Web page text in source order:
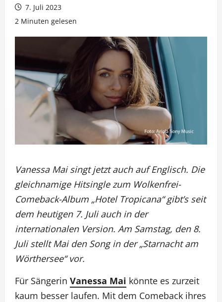
7. Juli 2023
2 Minuten gelesen
Vanessa Mai singt jetzt auch auf Englisch. Die
gleichnamige Hitsingle zum Wolkenfrei-
Comeback-Album „Hotel Tropicana“ gibt’s seit
dem heutigen 7. Juli auch in der
internationalen Version. Am Samstag, den 8.
Juli stellt Mai den Song in der „Starnacht am
Wörthersee“ vor.
Für Sängerin Vanessa Mai könnte es zurzeit
kaum besser laufen. Mit dem Comeback ihres